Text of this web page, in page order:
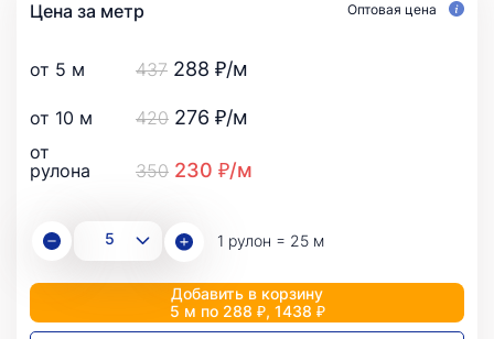
Цена за метр Оптовая цена
от 5 м 437 288 ₽/м
от 10 м 420 276 ₽/м
от
рулона
350 230 ₽/м
1 рулон = 25 м
Добавить в корзину
5 м по 288 ₽, 1438 ₽